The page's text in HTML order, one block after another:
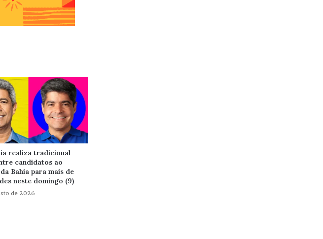
realiza tradicional
candidatos ao
Bahia para mais de
neste domingo (9)
de 2026